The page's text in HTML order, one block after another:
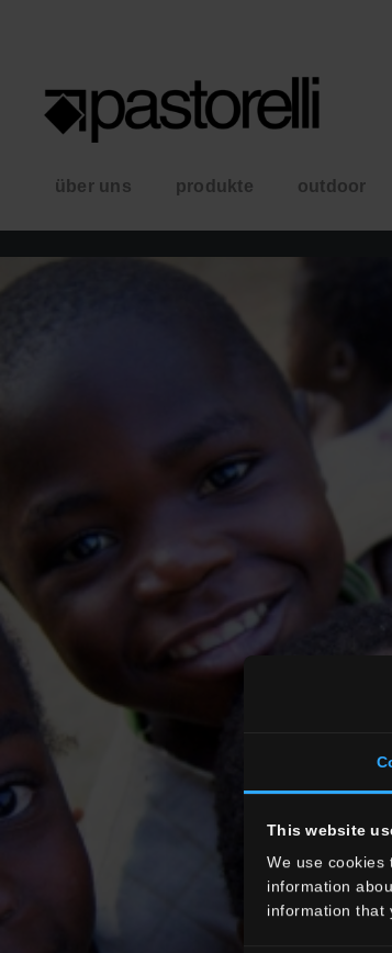
This website
We use cookies
information
information that
über uns produkte outdoor